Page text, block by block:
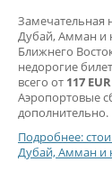
Замечательная
Дубай, Амман и
Ближнего
недорогие
всего от 117 EUR
Аэропортовые
дополнительно.
Подробнее:
Дубай, Амман и